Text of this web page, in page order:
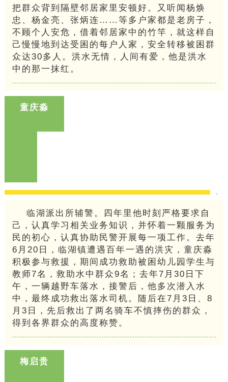
把群众背到隔壁邻居家里安顿好。又听闻杨焕
忠、杨金亮、张炳连……等多户家都是老房子，
不顾个人安危，借着邻居家中的竹竿，就这样自
己慢慢地到达受困的每户人家，安全转移被困群
众达30多人。洪水无情，人间有爱，他是洪水
中的那一抹红。
童庆淼
临湖派出所辅警。四年里他时刻严格要求自
己，认真学习相关业务知识，并怀着一颗服务为
民的初心，认真协助民警开展每一项工作。去年
6月20日，临湖镇遭遇百年一遇的洪灾，童庆淼
积极参与救援，期间成功救助被困幼儿园学生与
教师7名，救助水中群众9名；去年7月30日下
午，一辆越野车落水，接警后，他多次潜入水
中，最终成功救出落水司机。随后在7月3日、8
月3日，先后救出了两名骑车不慎摔伤的群众，
得到各界群众的高度称赞。
梅启贵